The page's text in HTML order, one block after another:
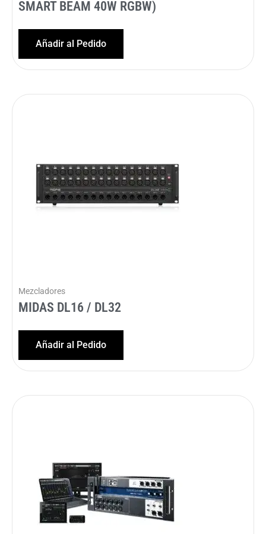
SMART BEAM 40W RGBW)
Añadir al Pedido
Mezcladores
MIDAS DL16 / DL32
Añadir al Pedido